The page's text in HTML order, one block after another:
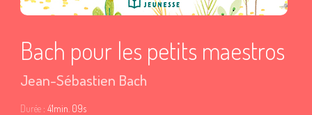
Bach pour les petits maestros
Jean-Sébastien Bach
Durée : 41min. 09s